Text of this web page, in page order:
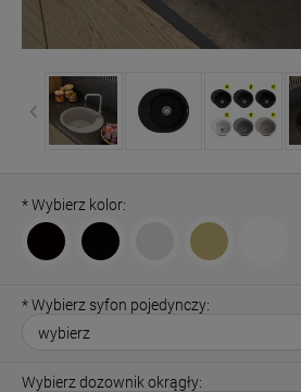
*Wybierz kolor:
*Wybierz syfon pojedynczy:
Wybierz dozownik okrągły: